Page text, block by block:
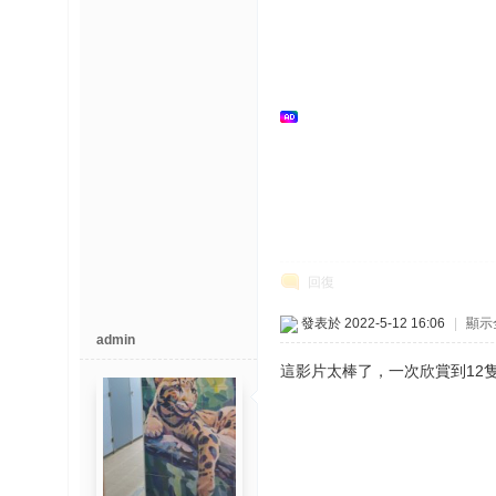
回復
admin
發表於 2022-5-12 16:06 顯示
這影片太棒了，一次欣賞到12